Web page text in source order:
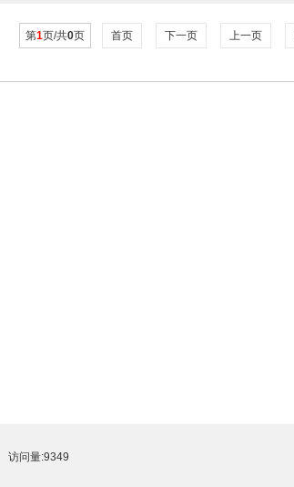
第1页/共0页 首页 下一页 上一页
访问量:9349